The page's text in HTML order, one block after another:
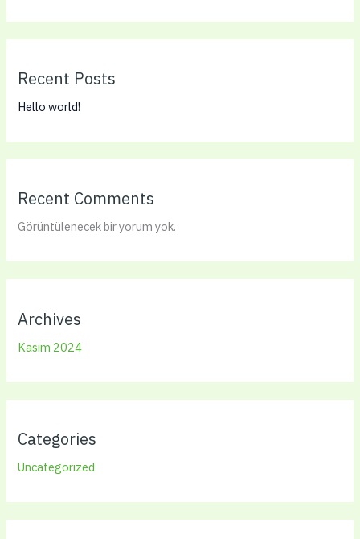
Recent Posts
Hello world!
Recent Comments
Görüntülenecek bir yorum yok.
Archives
Kasım 2024
Categories
Uncategorized